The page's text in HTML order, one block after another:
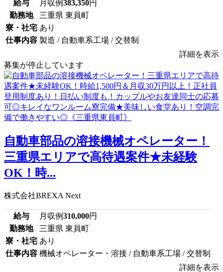
給与 月収例383,350円
勤務地
三重県 東員町
寮・社宅 あり
仕事内容 製造 / 自動車系工場 / 交替制
詳細を表示
募集が停止しています
自動車部品の溶接機械オペレーター！
三重県エリアで高待遇案件★未経験
OK！時...
株式会社BREXA Next
給与 月収例310,000円
勤務地
三重県 東員町
寮・社宅 あり
仕事内容 機械オペレーター・溶接 / 自動車系工場 / 交替制
詳細を表示